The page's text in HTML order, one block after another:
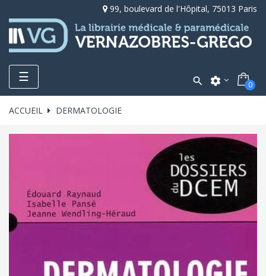
99, boulevard de l'Hôpital, 75013 Paris
Toggle
navigation
☰  settings 0
ACCUEIL DERMATOLOGIE